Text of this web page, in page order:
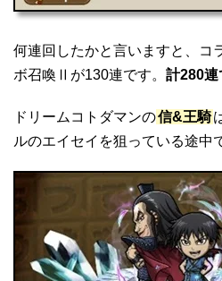
何連回したかと言いますと、コ
ボ召喚Ⅱが130連です。 計280連
ドリームコトダマンの信&王騎
ルのエイセイを狙っている途中